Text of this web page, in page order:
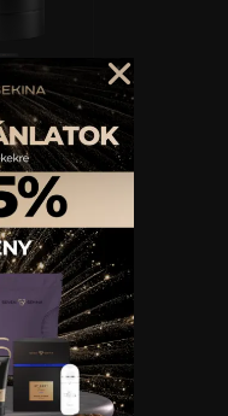
Amikor jól esne
nap után?
és